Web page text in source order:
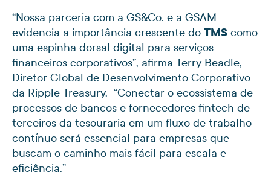
“Nossa parceria com a GS&Co. e a GSAM
evidencia a importância crescente do TMScomo
uma espinha dorsal digital para serviços
financeiros corporativos”, afirma Terry Beadle,
Diretor Global de Desenvolvimento Corporativo
da Ripple Treasury. “Conectar o ecossistema de
processos de bancos e fornecedores fintech de
terceiros da tesouraria em um fluxo de trabalho
contínuo será essencial para empresas que
buscam o caminho mais fácil para escala e
eficiência.”